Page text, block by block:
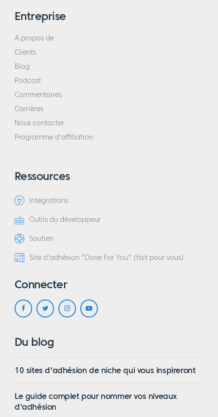
Entreprise
A propos de
Clients
Blog
Podcast
Commentaires
Carrières
Nous contacter
Programme d'affiliation
Ressources
Intégrations
Outils du développeur
Soutien
Site d'adhésion "Done For You" (fait pour vous)
Connecter
Du blog
10 sites d'adhésion de niche qui vous inspireront
Le guide complet pour nommer vos niveaux
d'adhésion